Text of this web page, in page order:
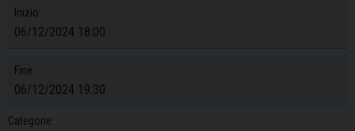
Inizio:
06/12/2024 18:00
Fine:
06/12/2024 19:30
Categorie: